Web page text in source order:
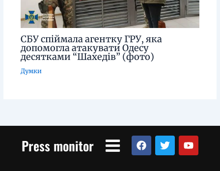
СБУ спіймала агентку ГРУ, яка
допомогла атакувати Одесу
десятками “Шахедів” (фото)
Думки
Press monitor Menu
F
a
T
w
Y
o